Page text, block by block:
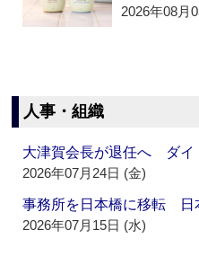
2026年08月
人事・組織
大津賀会長が退任へ ダイ
2026年07月24日 (金)
事務所を日本橋に移転 日
2026年07月15日 (水)